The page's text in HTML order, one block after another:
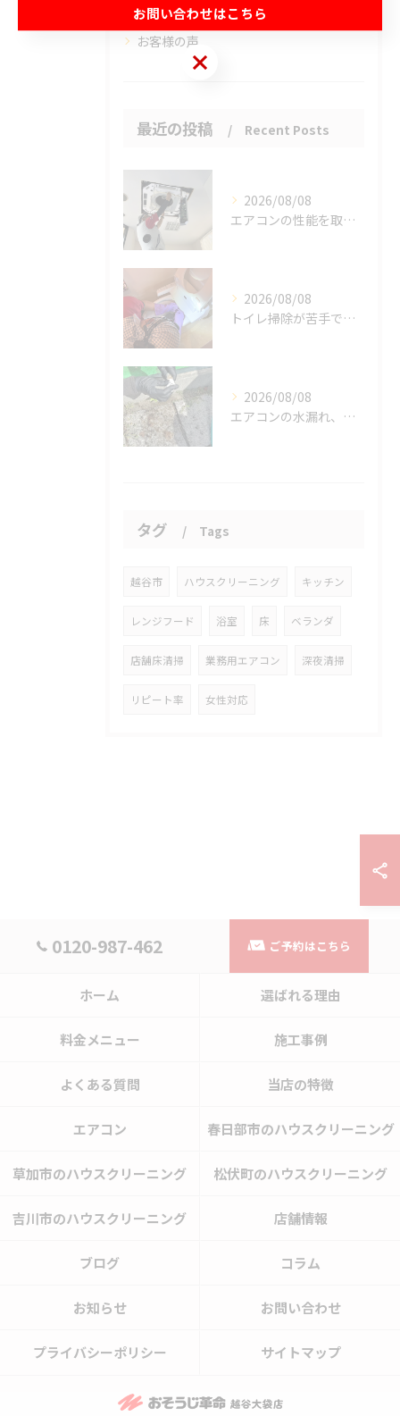
吉川市のハウスクリーニング
お客様の声
最近の投稿 Recent Posts
2026/08/08
エアコンの性能を取り戻しませんか？
2026/08/08
トイレ掃除が苦手でも、効率的にできる方法をご紹介します。
2026/08/08
エアコンの水漏れ、心配ですよね。
タグ Tags
越谷市 ハウスクリーニング キッチン
レンジフード 浴室 床 ベランダ
店舗床清掃 業務用エアコン 深夜清掃
リピート率 女性対応
0120-987-462 ご予約はこちら
ホーム 選ばれる理由
料金メニュー 施工事例
よくある質問 当店の特徴
エアコン 春日部市のハウスクリーニング
草加市のハウスクリーニング 松伏町のハウスクリーニング
吉川市のハウスクリーニング 店舗情報
ブログ コラム
お知らせ お問い合わせ
プライバシーポリシー サイトマップ
お問い合わせはこちら
お問い合わせはこちら